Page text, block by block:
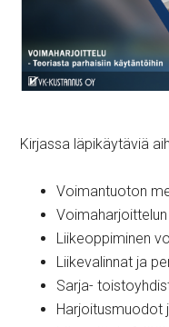
Kirjassa läpikäytäviä
Voimantuoton
Liikeoppiminen
Liikevalinnat ja
Sarja-
Harjoitusmuodot